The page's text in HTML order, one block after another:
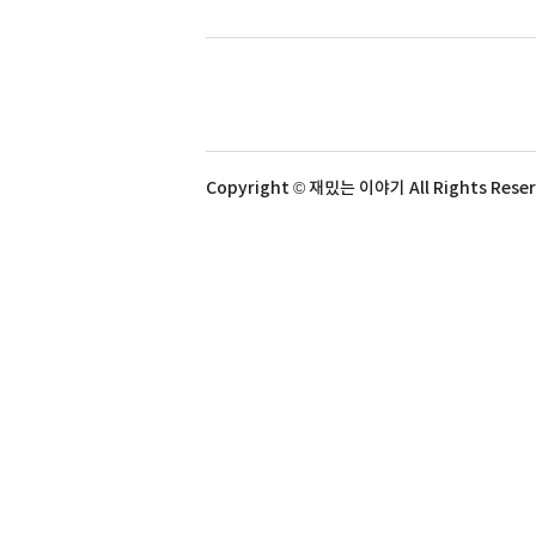
Copyright © 재밌는 이야기 All Rights